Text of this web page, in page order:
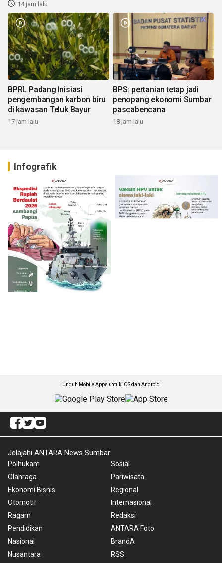
14 jam lalu
BPRL Padang Inisiasi
pengembangan karbon biru
di kawasan Teluk Bayur
17 jam lalu
BPS: pertanian tetap jadi
penopang ekonomi Sumbar
pascabencana
18 jam lalu
Infografik
Unduh Mobile Apps untuk iOS dan Android
Jelajahi ANTARA News Sumbar
Polhukam
Olahraga
Ekonomi Bisnis
Otomotif
Ragam
Pendidikan
Nasional
Nusantara
Sosial
Pariwisata
Regional
Internasional
Redaksi
ANTARA Foto
BrandA
RSS